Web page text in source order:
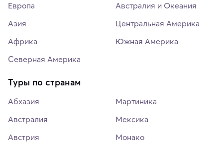
Европа
Азия
Африка
Северная Америка
Австралия и Океания
Центральная Америка
Южная Америка
Туры по странам
Абхазия
Австралия
Австрия
Мартиника
Мексика
Монако